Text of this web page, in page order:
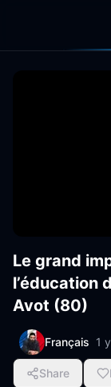
Le grand
l’éducation
Avot (80)
Français 1
Share